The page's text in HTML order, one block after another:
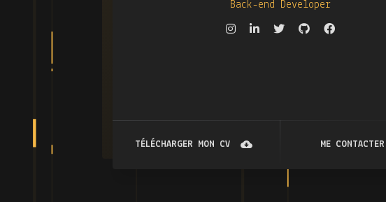
Back-end Developer
TÉLÉCHARGER MON CV ME CONTACTER